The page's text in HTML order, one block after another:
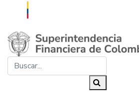
Saltar al contenido principal